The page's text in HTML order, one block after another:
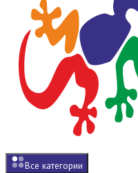
Все категории